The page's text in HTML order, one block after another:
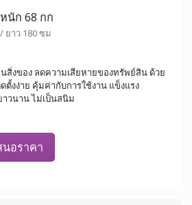
นัก 68 กก
ยาว 180 ซม
งของ ลดความเสียหายของทรัพย์สิน ด้วย
งง่าย คุ้มค่ากับการใช้งาน แข็งแรง
วนาน ไม่เป็นสนิม
นอราคา